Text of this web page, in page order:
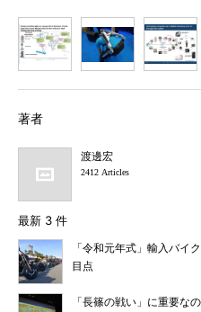
著者
渡邊宏
2412 Articles
最新 3 件
「令和元年式」輸入バイ
目点
「長篠の戦い」に重要な